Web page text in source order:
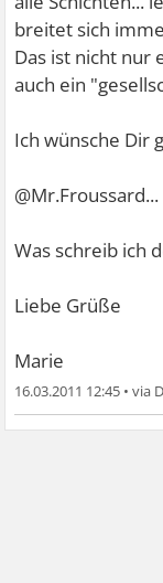
breitet sich
Das ist nicht nur
auch ein
Ich wünsche Dir
@Mr.Froussard...
Was schreib ich
Liebe Grüße
Marie
16.03.2011 12:45 •